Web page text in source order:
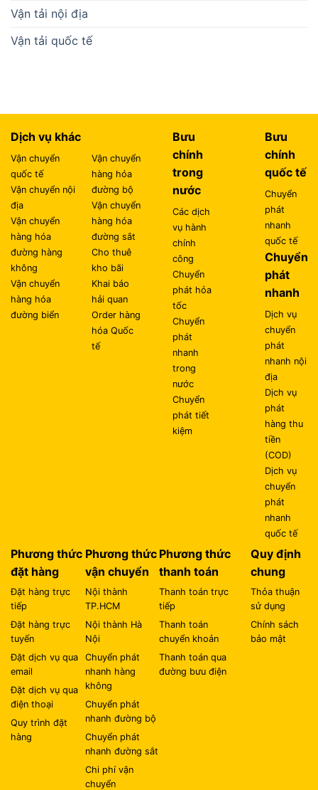
Vận tải nội địa
Vận tải quốc tế
Dịch vụ khác
Vận chuyển
quốc tế
Vận chuyển nội
địa
Vận chuyển
hàng hóa
đường hàng
không
Vận chuyển
hàng hóa
đường biển
Vận chuyển
hàng hóa
đường bộ
Vận chuyển
hàng hóa
đường sắt
Cho thuê
kho bãi
Khai báo
hải quan
Order hàng
hóa Quốc
tế
Bưu
chính
trong
nước
Các dịch
vụ hành
chính
công
Chuyển
phát hỏa
tốc
Chuyển
phát
nhanh
trong
nước
Chuyển
phát tiết
kiệm
Bưu
chính
quốc tế
Chuyển
phát
nhanh
quốc tế
Chuyển
phát
nhanh
Dịch vụ
chuyển
phát
nhanh nội
địa
Dịch vụ
phát
hàng thu
tiền
(COD)
Dịch vụ
chuyển
phát
nhanh
quốc tế
Phương thức
đặt hàng
Đặt hàng trực
tiếp
Đặt hàng trực
tuyến
Đặt dịch vụ qua
email
Đặt dịch vụ qua
điện thoại
Quy trình đặt
hàng
Phương thức
vận chuyển
Nội thành
TP.HCM
Nội thành Hà
Nội
Chuyển phát
nhanh hàng
không
Chuyển phát
nhanh đường bộ
Chuyển phát
nhanh đường sắt
Chi phí vận
chuyển
Phương thức
thanh toán
Thanh toán trực
tiếp
Thanh toán
chuyển khoản
Thanh toán qua
đường bưu điện
Quy định
chung
Thỏa thuận
sử dụng
Chính sách
bảo mật